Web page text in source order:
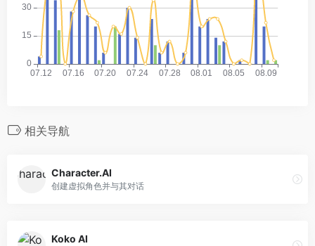
相关导航
Character.AI
创建虚拟角色并与其对话
Koko AI